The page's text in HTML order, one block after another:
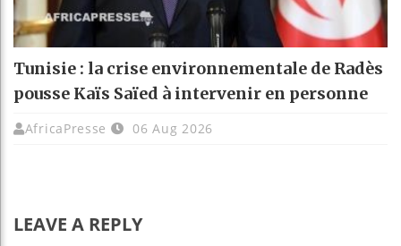
Tunisie : la crise environnementale de Radès
pousse Kaïs Saïed à intervenir en personne
AfricaPresse 06 Aug 2026
LEAVE A REPLY